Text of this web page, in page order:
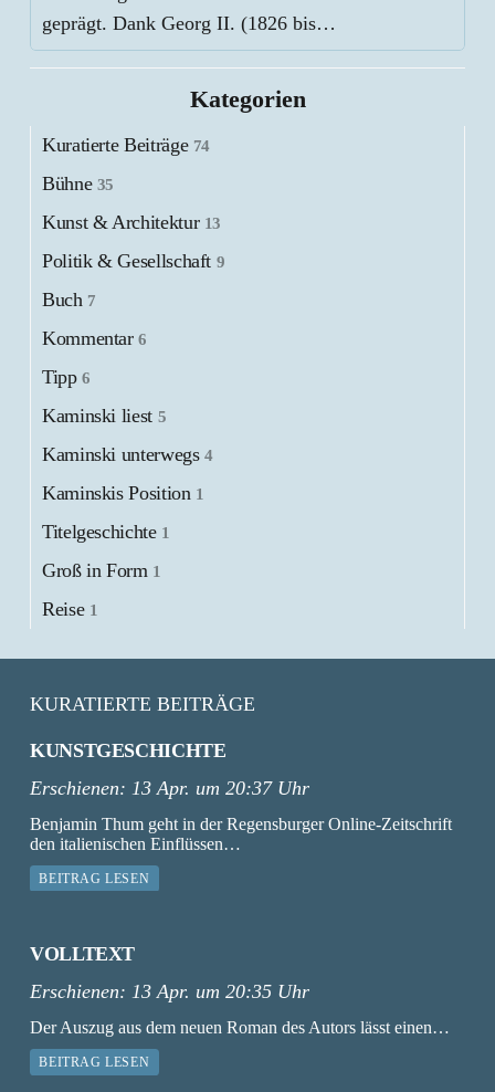
geprägt. Dank Georg II. (1826 bis…
Kategorien
Kuratierte Beiträge 74
Bühne 35
Kunst & Architektur 13
Politik & Gesellschaft 9
Buch 7
Kommentar6
Tipp6
Kaminski liest 5
Kaminski unterwegs4
Kaminskis Position 1
Titelgeschichte 1
Groß in Form 1
Reise 1
KURATIERTE BEITRÄGE
KUNSTGESCHICHTE
Erschienen: 13 Apr. um 20:37 Uhr
Benjamin Thum geht in der Regensburger Online-Zeitschrift
den italienischen Einflüssen…
BEITRAG LESEN
VOLLTEXT
Erschienen: 13 Apr. um 20:35 Uhr
Der Auszug aus dem neuen Roman des Autors lässt einen…
BEITRAG LESEN